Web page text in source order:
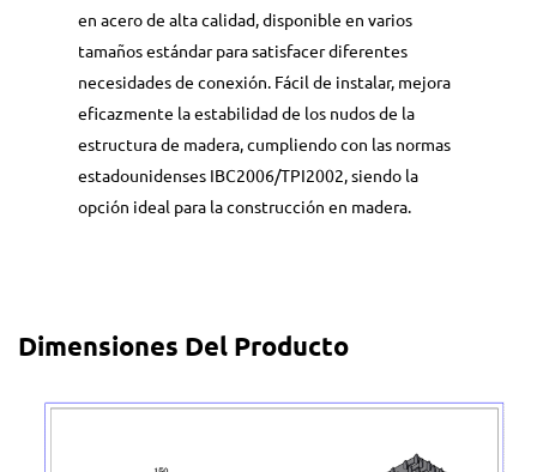
en acero de alta calidad, disponible en varios
tamaños estándar para satisfacer diferentes
necesidades de conexión. Fácil de instalar, mejora
eficazmente la estabilidad de los nudos de la
estructura de madera, cumpliendo con las normas
estadounidenses IBC2006/TPI2002, siendo la
opción ideal para la construcción en madera.
Dimensiones Del Producto